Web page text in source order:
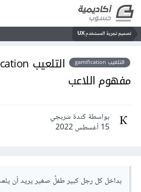
تصميم تجربة المستخدم UX
التلعيب gamification
مفهوم اللاعب
بواسطة كندة شربجي
15 أغسطس 2022
بداخل كل رجل كبير طفلٌ صغير يريد أن